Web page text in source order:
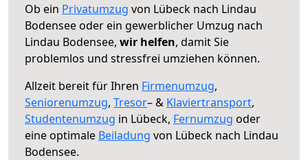
Ob ein Privatumzug von Lübeck nach Lindau
Bodensee oder ein gewerblicher Umzug nach
Lindau Bodensee, wir helfen, damit Sie
problemlos und stressfrei umziehen können.
Allzeit bereit für Ihren Firmenumzug,
Seniorenumzug, Tresor– & Klaviertransport,
Studentenumzug in Lübeck, Fernumzug oder
eine optimale Beiladung von Lübeck nach Lindau
Bodensee.